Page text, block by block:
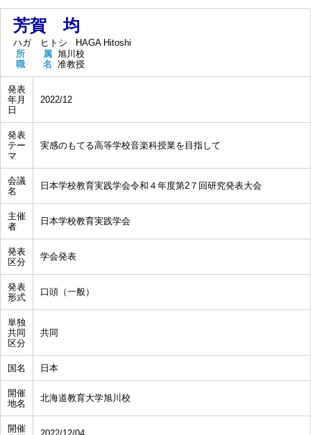
芳賀 均
ハガ ヒトシ
HAGA Hitoshi
所 属 旭川校
職 名 准教授
発表
年月
日
2022/12
発表
テー
マ
実感のもてる高等学校音楽科授業を目指して
会議
名
日本学校教育実践学会令和４年度第2７回研究発表大会
主催
者
日本学校教育実践学会
発表
区分
学会発表
発表
形式
口頭（一般）
単独
共同
区分
共同
国名 日本
開催
地名
北海道教育大学旭川校
開催